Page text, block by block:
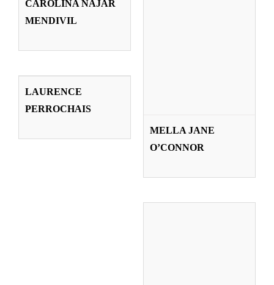
CAROLINA NAJAR
MENDIVIL
MELLA JANE
O’CONNOR
LAURENCE
PERROCHAIS
Profesorado
LAURENCE
PERROCHAIS
LARBURU